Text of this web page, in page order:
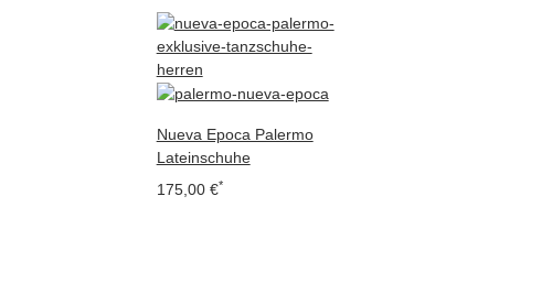
Nueva Epoca Palermo
Lateinschuhe
175,00 €*